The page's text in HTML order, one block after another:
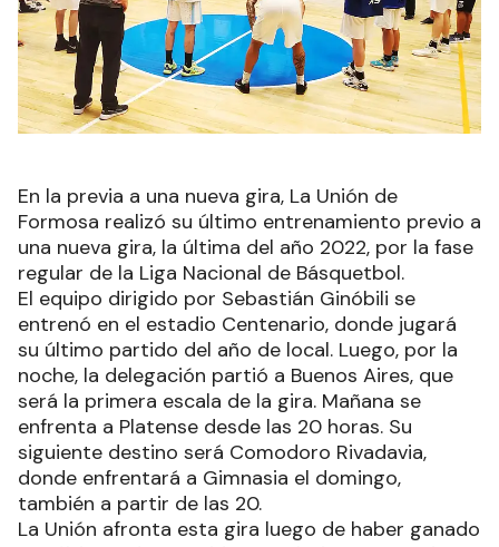
En la previa a una nueva gira, La Unión de
Formosa realizó su último entrenamiento previo a
una nueva gira, la última del año 2022, por la fase
regular de la Liga Nacional de Básquetbol.
El equipo dirigido por Sebastián Ginóbili se
entrenó en el estadio Centenario, donde jugará
su último partido del año de local. Luego, por la
noche, la delegación partió a Buenos Aires, que
será la primera escala de la gira. Mañana se
enfrenta a Platense desde las 20 horas. Su
siguiente destino será Comodoro Rivadavia,
donde enfrentará a Gimnasia el domingo,
también a partir de las 20.
La Unión afronta esta gira luego de haber ganado